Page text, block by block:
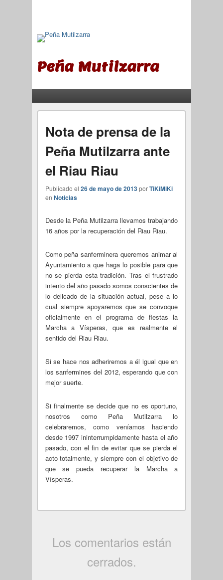
Peña Mutilzarra
Nota de prensa de la
Peña Mutilzarra ante
el Riau Riau
Publicado el 26 de mayo de 2013porTiKiMiKi
en Noticias
Desde la Peña Mutilzarra llevamos trabajando
16 años por la recuperación del Riau Riau.
Como peña sanferminera queremos animar al
Ayuntamiento a que haga lo posible para que
no se pierda esta tradición. Tras el frustrado
intento del año pasado somos conscientes de
lo delicado de la situación actual, pese a lo
cual siempre apoyaremos que se convoque
oficialmente en el programa de fiestas la
Marcha a Vísperas, que es realmente el
sentido del Riau Riau.
Si se hace nos adheriremos a él igual que en
los sanfermines del 2012, esperando que con
mejor suerte.
Si finalmente se decide que no es oportuno,
nosotros como Peña Mutilzarra lo
celebraremos, como veníamos haciendo
desde 1997 ininterrumpidamente hasta el año
pasado, con el fin de evitar que se pierda el
acto totalmente, y siempre con el objetivo de
que se pueda recuperar la Marcha a
Vísperas.
Los comentarios están
cerrados.